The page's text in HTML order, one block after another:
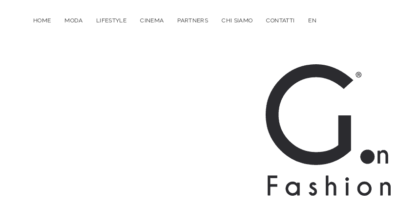
HOME MODA LIFESTYLE CINEMA PARTNERS CHI SIAMO CONTATTI EN
G.on
Fashion
Magazine